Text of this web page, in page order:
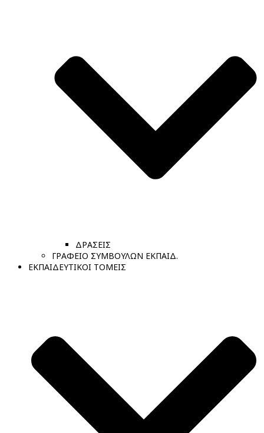
ΔΡΑΣΕΙΣ
ΓΡΑΦΕΙΟ ΣΥΜΒΟΥΛΩΝ ΕΚΠΑΙΔ.
ΕΚΠΑΙΔΕΥΤΙΚΟΙ ΤΟΜΕΙΣ